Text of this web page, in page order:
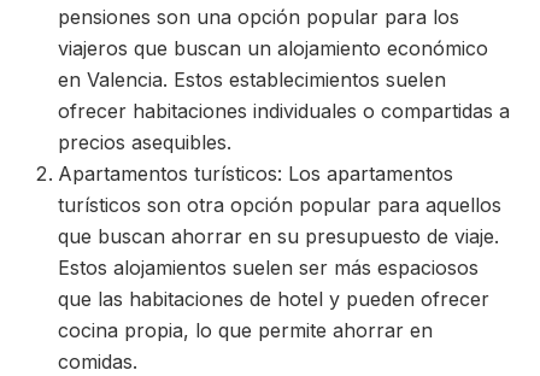
pensiones son una opción popular para los
viajeros que buscan un alojamiento económico
en Valencia. Estos establecimientos suelen
ofrecer habitaciones individuales o compartidas a
precios asequibles.
Apartamentos turísticos: Los apartamentos
turísticos son otra opción popular para aquellos
que buscan ahorrar en su presupuesto de viaje.
Estos alojamientos suelen ser más espaciosos
que las habitaciones de hotel y pueden ofrecer
cocina propia, lo que permite ahorrar en
comidas.